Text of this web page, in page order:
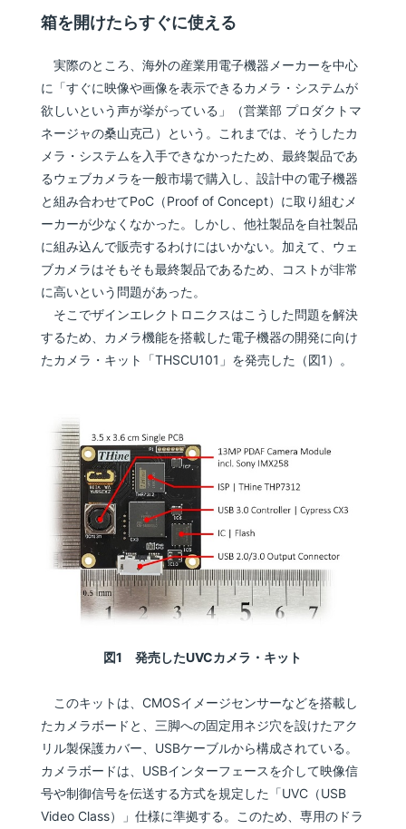
箱を開けたらすぐに使える
実際のところ、海外の産業用電子機器メーカーを中心
に「すぐに映像や画像を表示できるカメラ・システムが
欲しいという声が挙がっている」（営業部 プロダクトマ
ネージャの桑山克己）という。これまでは、そうしたカ
メラ・システムを入手できなかったため、最終製品であ
るウェブカメラを一般市場で購入し、設計中の電子機器
と組み合わせてPoC（Proof of Concept）に取り組むメ
ーカーが少なくなかった。しかし、他社製品を自社製品
に組み込んで販売するわけにはいかない。加えて、ウェ
ブカメラはそもそも最終製品であるため、コストが非常
に高いという問題があった。
そこでザインエレクトロニクスはこうした問題を解決
するため、カメラ機能を搭載した電子機器の開発に向け
たカメラ・キット「THSCU101」を発売した（図1）。
図1 発売したUVCカメラ・キット
このキットは、CMOSイメージセンサーなどを搭載し
たカメラボードと、三脚への固定用ネジ穴を設けたアク
リル製保護カバー、USBケーブルから構成されている。
カメラボードは、USBインターフェースを介して映像信
号や制御信号を伝送する方式を規定した「UVC（USB
Video Class）」仕様に準拠する。このため、専用のドラ